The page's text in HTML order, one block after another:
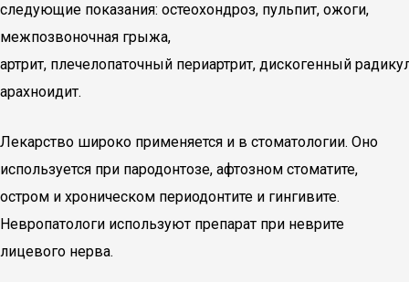
следующие показания: остеохондроз, пульпит, ожоги,
межпозвоночная грыжа,
артрит, плечелопаточный периартрит, дискогенный
арахноидит.
Лекарство широко применяется и в стоматологии. Оно
используется при пародонтозе, афтозном стоматите,
остром и хроническом периодонтите и гингивите.
Невропатологи используют препарат при неврите
лицевого нерва.